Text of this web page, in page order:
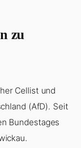
zu
Cellist und
(AfD). Seit
Bundestages